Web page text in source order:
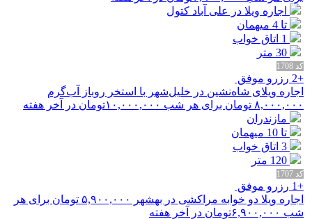
اجاره ویلا در علی آباد کتول
تا 4 میهمان
1 اتاق خواب
30 متر
کد 1708
+2 رزرو موفق
اجاره ویلای شاه‌نشین در خلیل‌شهر با استخر روباز آب‌گرم
۸,۰۰۰,۰۰۰ تومان برای هر شب ۱۰,۰۰۰,۰۰۰تومان در آخر هفته
مازندران
تا 10 میهمان
3 اتاق خواب
120 متر
کد 1707
+1 رزرو موفق
اجاره ویلا دو خوابه مراکشی در بهشهر
۵,۹۰۰,۰۰۰ تومان برای هر
شب ۶,۹۰۰,۰۰۰تومان در آخر هفته